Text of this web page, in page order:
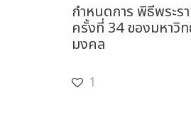
กำหนดการ พิธีพระ
ครั้งที่ 34 ของมหาวิท
มงคล
1